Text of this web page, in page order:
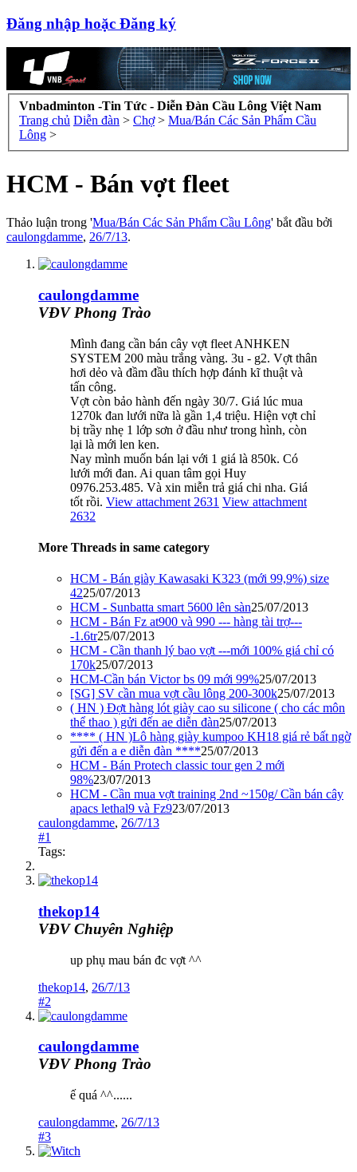
Đăng nhập hoặc Đăng ký
Vnbadminton -Tin Tức - Diễn Đàn Cầu Lông Việt Nam
Trang chủ Diễn đàn > Chợ > Mua/Bán Các Sản Phẩm Cầu
Lông >
HCM - Bán vợt fleet
Thảo luận trong 'Mua/Bán Các Sản Phẩm Cầu Lông' bắt đầu bởi
caulongdamme, 26/7/13.
caulongdamme
VĐV Phong Trào
Mình đang cần bán cây vợt fleet ANHKEN
SYSTEM 200 màu trắng vàng. 3u - g2. Vợt thân
hơi dẻo và đầm đầu thích hợp đánh kĩ thuật và
tấn công.
Vợt còn bảo hành đến ngày 30/7. Giá lúc mua
1270k đan lưới nữa là gần 1,4 triệu. Hiện vợt chỉ
bị trầy nhẹ 1 lớp sơn ở đầu như trong hình, còn
lại là mới len ken.
Nay mình muốn bán lại với 1 giá là 850k. Có
lưới mới đan. Ai quan tâm gọi Huy
0976.253.485. Và xin miễn trả giá chi nha. Giá
tốt rồi. View attachment 2631 View attachment
2632
More Threads in same category
HCM - Bán giày Kawasaki K323 (mới 99,9%) size
4225/07/2013
HCM - Sunbatta smart 5600 lên sàn25/07/2013
HCM - Bán Fz at900 và 990 --- hàng tài trợ---
-1.6tr25/07/2013
HCM - Cần thanh lý bao vợt ---mới 100% giá chỉ có
170k25/07/2013
HCM-Cần bán Victor bs 09 mới 99%25/07/2013
[SG] SV cần mua vợt cầu lông 200-300k25/07/2013
( HN ) Đợt hàng lót giày cao su silicone ( cho các môn
thể thao ) gửi đến ae diễn đàn25/07/2013
**** ( HN )Lô hàng giày kumpoo KH18 giá rẻ bất ngờ
gửi đến a e diễn đàn ****25/07/2013
HCM - Bán Protech classic tour gen 2 mới
98%23/07/2013
HCM - Cần mua vợt training 2nd ~150g/ Cần bán cây
apacs lethal9 và Fz923/07/2013
caulongdamme, 26/7/13
#1
Tags:
thekop14
VĐV Chuyên Nghiệp
up phụ mau bán đc vợt ^^
thekop14, 26/7/13
#2
caulongdamme
VĐV Phong Trào
ế quá ^^......
caulongdamme, 26/7/13
#3